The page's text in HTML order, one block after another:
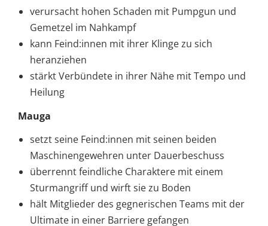
verursacht hohen Schaden mit Pumpgun und
Gemetzel im Nahkampf
kann Feind:innen mit ihrer Klinge zu sich
heranziehen
stärkt Verbündete in ihrer Nähe mit Tempo und
Heilung
Mauga
setzt seine Feind:innen mit seinen beiden
Maschinengewehren unter Dauerbeschuss
überrennt feindliche Charaktere mit einem
Sturmangriff und wirft sie zu Boden
hält Mitglieder des gegnerischen Teams mit der
Ultimate in einer Barriere gefangen